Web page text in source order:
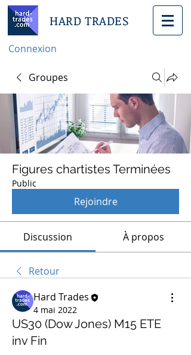
HARD TRADES
Connexion
Groupes
Figures chartistes Terminées
Public
Rejoindre
Discussion À propos
Retour
Hard Trades
4 mai 2022
US30 (Dow Jones) M15 ETE
inv Fin